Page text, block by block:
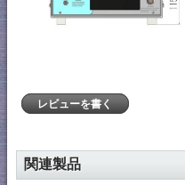
レビューを書く
関連製品